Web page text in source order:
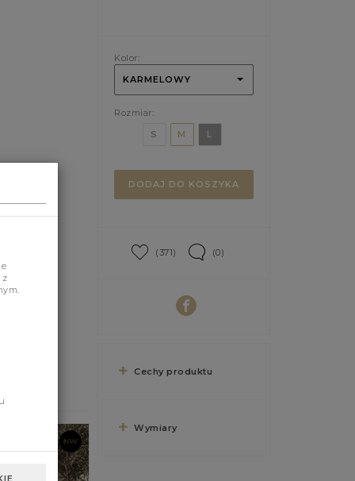
Kolor:
KARMELOWY
Rozmiar:
S
M L
DODAJ DO KOSZYKA
(371) (0)
Cechy produktu
Wymiary
z